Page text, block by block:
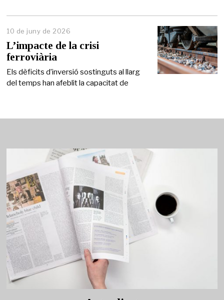
2
6
10 de juny de 2026
L’impacte de la crisi
ferroviària
Els dèficits d’inversió sostinguts al llarg
del temps han afeblit la capacitat de